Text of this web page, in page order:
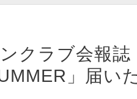
クラブ会報誌
」届い